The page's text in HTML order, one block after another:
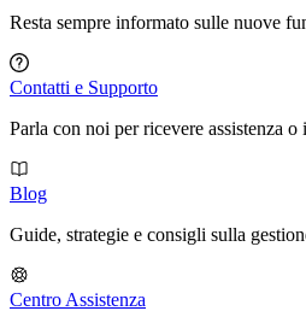
Resta sempre informato sulle nuove
Contatti e Supporto
Parla con noi per ricevere assistenza
Blog
Guide, strategie e consigli sulla
Centro Assistenza